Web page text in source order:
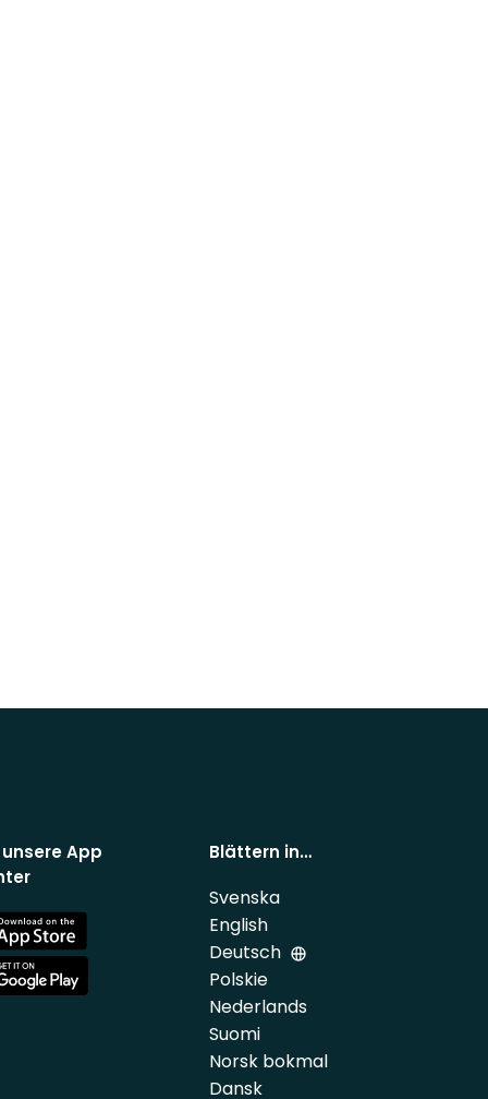
App
Blättern in…
Svenska
English
Deutsch
Polskie
Nederlands
Suomi
Norsk bokmal
Dansk